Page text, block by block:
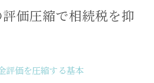
った賢い相続対策の実践方法
策に有効な生前贈与の進め方
で現金を減らす相続対策のコツ
策で生前贈与を活用する注意点
価圧縮で相続税を抑
評価を圧縮する基本